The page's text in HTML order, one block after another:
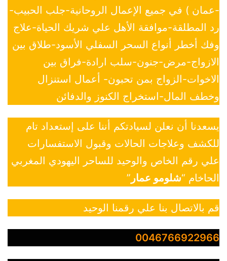
-عمان ) في جميع الإعمال الروحانية-جلب الحبيب-
رد المطلقة-موافقة الأهل علي شريك الحياة-علاج
وفك أخطر أنواع السحر السفلي الأسود-طلاق بين
الازواج-مرض-جنون-سلب ارادة-فراق بين
الاخوات-الزواج بمن تحبون- أعمال استنزال
وخطف المال-استخراج الكنوز والدفائن
يسعدنا أن نعلن لسيادتكم أننا على إستعداد تام
للكشف وعلاجات الحالات وقبول الاستفسارات
علي رقم الخاص والوحيد للساحر اليهودي المغربي
الحاخام “شلومو عمار ”
قم بالاتصال بنا علي رقمنا الوحيد
0046766922966